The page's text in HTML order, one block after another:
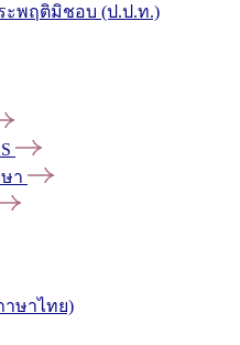
ะพฤติมิชอบ (ป.ป.ท.)
า
ษาไทย)